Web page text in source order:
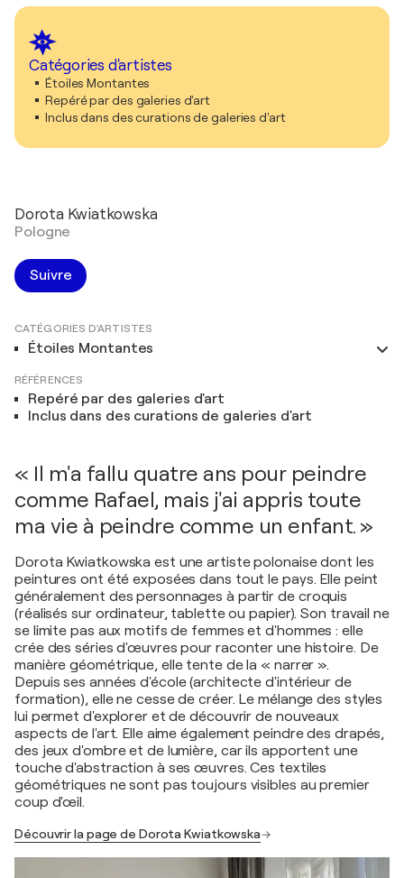
Catégories d'artistes
Étoiles Montantes
Repéré par des galeries d'art
Inclus dans des curations de galeries d'art
Dorota Kwiatkowska
Pologne
Suivre
CATÉGORIES D'ARTISTES
Étoiles Montantes
RÉFÉRENCES
Repéré par des galeries d'art
Inclus dans des curations de galeries d'art
« Il m'a fallu quatre ans pour peindre
comme Rafael, mais j'ai appris toute
ma vie à peindre comme un enfant. »
Dorota Kwiatkowska est une artiste polonaise dont les
peintures ont été exposées dans tout le pays. Elle peint
généralement des personnages à partir de croquis
(réalisés sur ordinateur, tablette ou papier). Son travail ne
se limite pas aux motifs de femmes et d'hommes : elle
crée des séries d'œuvres pour raconter une histoire. De
manière géométrique, elle tente de la « narrer ».
Depuis ses années d'école (architecte d'intérieur de
formation), elle ne cesse de créer. Le mélange des styles
lui permet d'explorer et de découvrir de nouveaux
aspects de l'art. Elle aime également peindre des drapés,
des jeux d'ombre et de lumière, car ils apportent une
touche d'abstraction à ses œuvres. Ces textiles
géométriques ne sont pas toujours visibles au premier
coup d'œil.
Découvrir la page de Dorota Kwiatkowska